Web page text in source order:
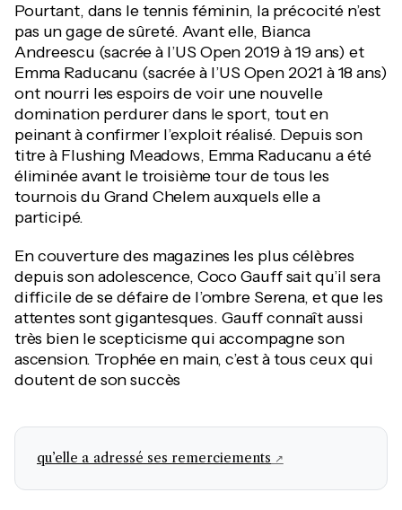
Pourtant, dans le tennis féminin, la précocité n’est
pas un gage de sûreté. Avant elle, Bianca
Andreescu (sacrée à l’US Open 2019 à 19 ans) et
Emma Raducanu (sacrée à l’US Open 2021 à 18 ans)
ont nourri les espoirs de voir une nouvelle
domination perdurer dans le sport, tout en
peinant à confirmer l’exploit réalisé. Depuis son
titre à Flushing Meadows, Emma Raducanu a été
éliminée avant le troisième tour de tous les
tournois du Grand Chelem auxquels elle a
participé.
En couverture des magazines les plus célèbres
depuis son adolescence, Coco Gauff sait qu’il sera
difficile de se défaire de l’ombre Serena, et que les
attentes sont gigantesques. Gauff connaît aussi
très bien le scepticisme qui accompagne son
ascension. Trophée en main, c’est à tous ceux qui
doutent de son succès
qu’elle a adressé ses remerciements